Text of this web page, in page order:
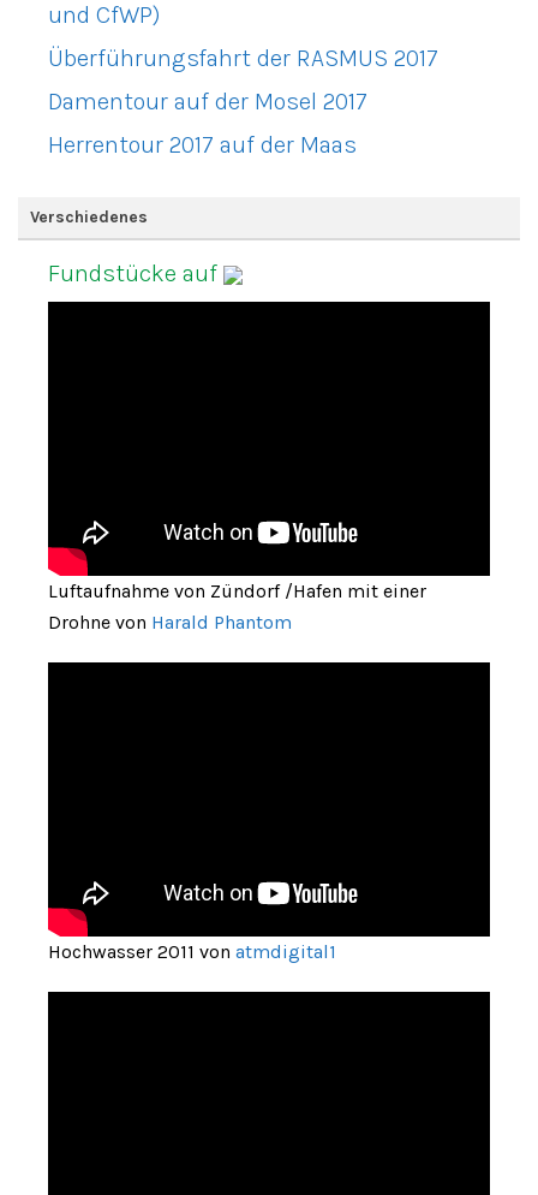
und CfWP)
Überführungsfahrt der RASMUS 2017
Damentour auf der Mosel 2017
Herrentour 2017 auf der Maas
Verschiedenes
Fundstücke auf
Luftaufnahme von Zündorf /Hafen mit einer
Drohne von Harald Phantom
Hochwasser 2011 von atmdigital1